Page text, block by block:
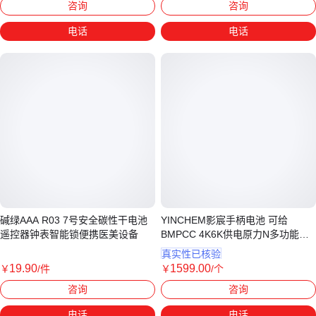
咨询
电话
碱绿AAA R03 7号安全碳性干电池
遥控器钟表智能锁便携医美设备
￥19.90/件
咨询
咨询
电话
YINCHEM影宸手柄电池 可给
BMPCC 4K6K供电原力N多功能单
反微单供
真实性已核验
￥1599.00/个
咨询